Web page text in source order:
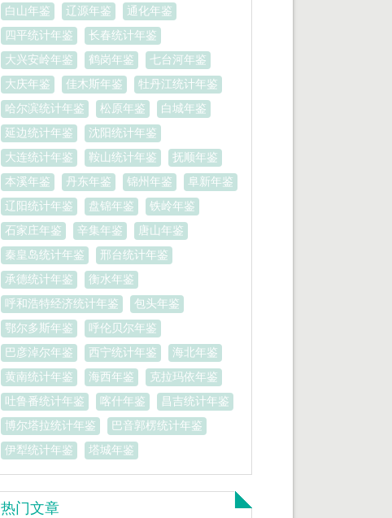
白山年鉴 辽源年鉴
通化年鉴
四平统计年鉴
长春统计年鉴
大兴安岭年鉴
鹤岗年鉴
七台河年鉴
大庆年鉴
佳木斯年鉴
牡丹江统计年鉴
哈尔滨统计年鉴
松原年鉴
白城年鉴
延边统计年鉴
沈阳统计年鉴
大连统计年鉴
鞍山统计年鉴
抚顺年鉴
本溪年鉴
丹东年鉴 锦州年鉴
阜新年鉴
辽阳统计年鉴
盘锦年鉴
铁岭年鉴
石家庄年鉴
辛集年鉴
唐山年鉴
秦皇岛统计年鉴
邢台统计年鉴
承德统计年鉴
衡水年鉴
呼和浩特经济统计年鉴
包头年鉴
鄂尔多斯年鉴
呼伦贝尔年鉴
巴彦淖尔年鉴
西宁统计年鉴
海北年鉴
黄南统计年鉴
海西年鉴
克拉玛依年鉴
吐鲁番统计年鉴
喀什年鉴
昌吉统计年鉴
博尔塔拉统计年鉴
巴音郭楞统计年鉴
伊犁统计年鉴
塔城年鉴
热门文章